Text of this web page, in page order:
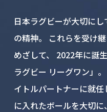
日本ラグビーが大切に
の精神。
これらを受け
めざして、 2022年に誕
ラグビー リーグワン」。
イトルパートナーに就任
に入れたボールを大切に